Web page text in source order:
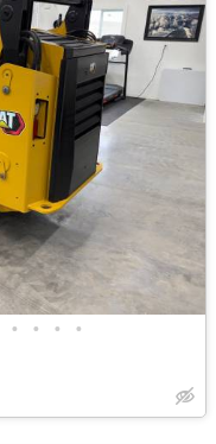
• • • •